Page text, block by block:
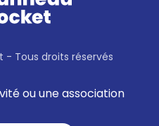
- Tous droits réservés
ou une association